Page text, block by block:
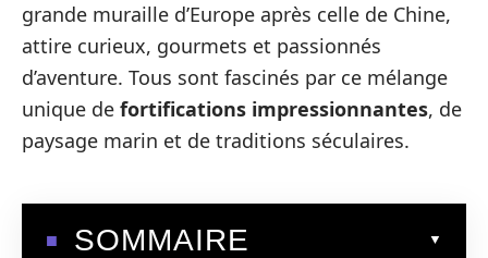
grande muraille d’Europe après celle de Chine,
attire curieux, gourmets et passionnés
d’aventure. Tous sont fascinés par ce mélange
unique de fortifications impressionnantes, de
paysage marin et de traditions séculaires.
SOMMAIRE